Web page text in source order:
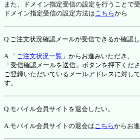
また、ドメイン指定受信の設定を行うことで受
ドメイン指定受信の設定方法はこちらから
Q.ご注文状況確認メールが受信できるか確認し
A.「 ご注文状況一覧 」からお進みいただき、
「受信確認メールを送信」ボタンを押下くださ
ご登録いただいているメールアドレスに対し
す。
Q.モバイル会員サイトを退会したい。
A.モバイル会員サイトの退会はこちらからお進